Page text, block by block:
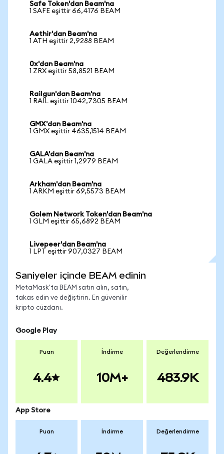
Safe Token'dan Beam'na
1 SAFE eşittir 66,4176 BEAM
Aethir'dan Beam'na
1 ATH eşittir 2,9288 BEAM
0x'dan Beam'na
1 ZRX eşittir 58,8521 BEAM
Railgun'dan Beam'na
1 RAIL eşittir 1042,7305 BEAM
GMX'dan Beam'na
1 GMX eşittir 4635,1514 BEAM
GALA'dan Beam'na
1 GALA eşittir 1,2979 BEAM
Arkham'dan Beam'na
1 ARKM eşittir 69,5573 BEAM
Golem Network Token'dan Beam'na
1 GLM eşittir 65,6892 BEAM
Livepeer'dan Beam'na
1 LPT eşittir 907,0327 BEAM
Saniyeler içinde BEAM edinin
MetaMask'ta BEAM satın alın, satın,
takas edin ve değiştirin. En güvenilir
kripto cüzdanı.
Google Play
Puan
4.4
İndirme
10M+
Değerlendirme
483.9K
App Store
Puan İndirme Değerlendirme